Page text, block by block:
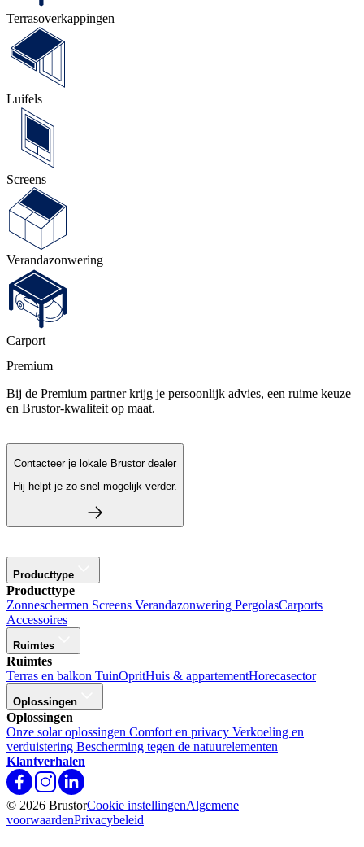
Terras­overkappingen
Luifels
Screens
Veranda­zonwering
Carport
Premium
Bij de Premium partner krijg je persoonlijk advies, een ruime keuze
en Brustor-kwaliteit op maat.
Contacteer je lokale Brustor dealer
Hij helpt je zo snel mogelijk verder.
Producttype
Producttype
Zonneschermen Screens Verandazonwering PergolasCarports
Accessoires
Ruimtes
Ruimtes
Terras en balkon TuinOpritHuis & appartementHorecasector
Oplossingen
Oplossingen
Onze solar oplossingen Comfort en privacy Verkoeling en
verduistering Bescherming tegen de natuurelementen
Klantverhalen
© 2026 BrustorCookie instellingenAlgemene
voorwaardenPrivacybeleid